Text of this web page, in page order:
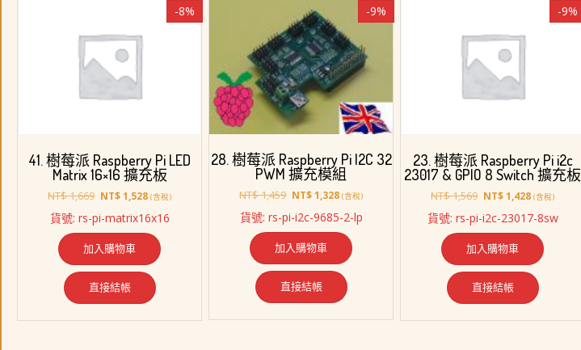
-8%
41. 樹莓派 Raspberry Pi LED
Matrix 16×16 擴充板
NT$1,669 原
價
NT$ 1,669。
NT$1,528目
價
格：
NT$ 1,528。
(含稅)
貨號: rs-pi-matrix16x16
加入購物車
直接結帳
-9%
28. 樹莓派 Raspberry Pi I2C 32
PWM 擴充模組
NT$1,459 原
價
NT$ 1,459。
NT$1,328目
價
格：
NT$ 1,328。
(含稅)
貨號: rs-pi-i2c-9685-2-lp
加入購物車
直接結帳
-9%
23. 樹莓派 Raspberry Pi i2c
23017 & GPIO 8 Switch 擴充板
NT$1,569 原
價
NT$ 1,569。
NT$1,428目
價
格：
NT$ 1,428。
(含稅)
貨號: rs-pi-i2c-23017-8sw
加入購物車
直接結帳